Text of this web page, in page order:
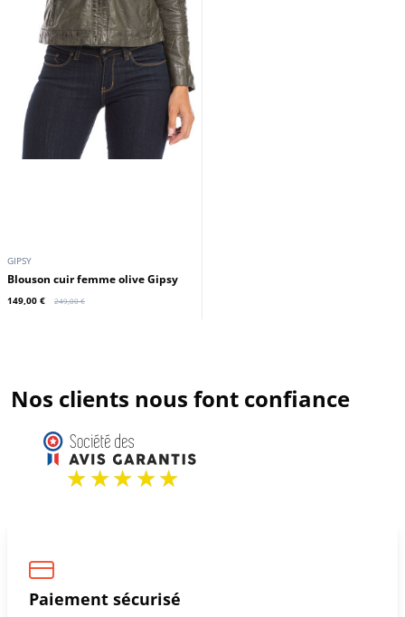
GIPSY
Blouson cuir femme olive Gipsy
149,00 € 249,00 €
Nos clients nous font confiance
Paiement sécurisé